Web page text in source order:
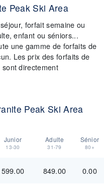
Peak Ski Area
forfait semaine ou
enfant ou séniors...
une gamme de forfaits de
Les prix des forfaits de
directement
Peak Ski Area
Junior
13-30
Adulte
31-79
Sénior
80+
599.00 849.00 0.00